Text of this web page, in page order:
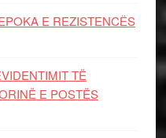
E REZISTENCЁS
TË
E POSTËS